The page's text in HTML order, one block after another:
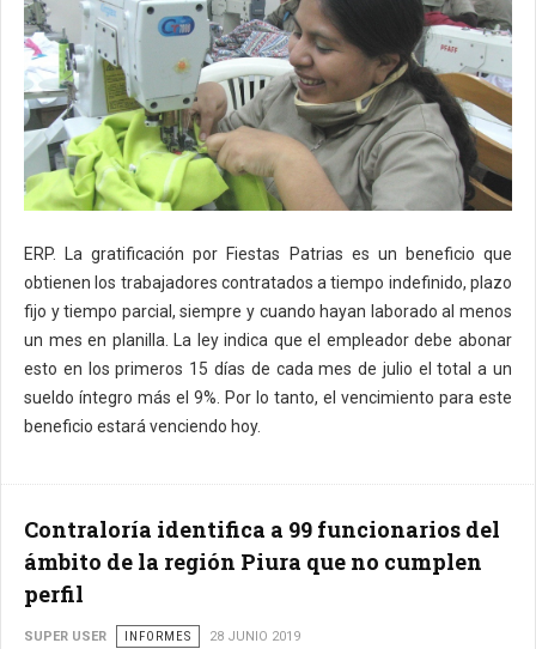
ERP. La gratificación por Fiestas Patrias es un beneficio que
obtienen los trabajadores contratados a tiempo indefinido, plazo
fijo y tiempo parcial, siempre y cuando hayan laborado al menos
un mes en planilla. La ley indica que el empleador debe abonar
esto en los primeros 15 días de cada mes de julio el total a un
sueldo íntegro más el 9%. Por lo tanto, el vencimiento para este
beneficio estará venciendo hoy.
Contraloría identifica a 99 funcionarios del
ámbito de la región Piura que no cumplen
perfil
SUPER USER INFORMES 28 JUNIO 2019